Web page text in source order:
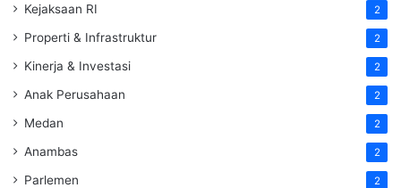
Kejaksaan RI 2
Properti & Infrastruktur 2
Kinerja & Investasi 2
Anak Perusahaan 2
Medan 2
Anambas 2
Parlemen 2